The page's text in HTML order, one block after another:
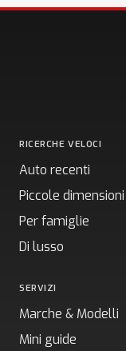
RICERCHE VELOCI
Auto recenti
Piccole dimensioni
Per famiglie
Di lusso
SERVIZI
Marche & Modelli
Mini guide